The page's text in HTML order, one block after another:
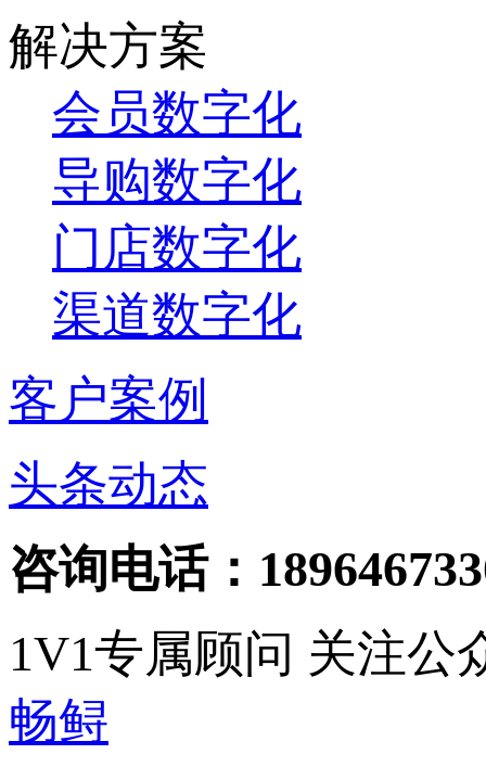
解决方案
会员数字化
导购数字化
门店数字化
渠道数字化
客户案例
头条动态
咨询电话：
1V1专属顾问 关注公
畅鲟